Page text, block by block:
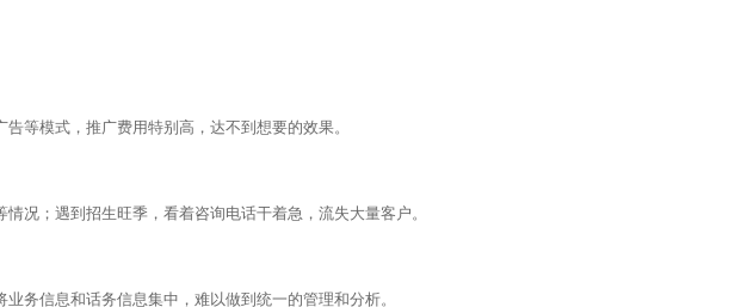
等模式，推广费用特别高，达不到想要的效果。
况；遇到招生旺季，看着咨询电话干着急，流失大量客户。
务信息和话务信息集中，难以做到统一的管理和分析。